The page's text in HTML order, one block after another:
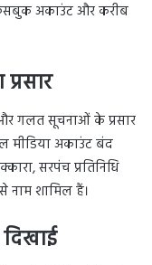
अकाउंट और करीब
गलत सूचनाओं के प्रसार
मीडिया अकाउंट बंद
सरपंच प्रतिनिधि
नाम शामिल हैं।